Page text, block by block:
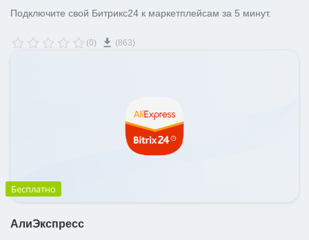
Подключите свой Битрикс24 к маркетплейсам за 5 минут.
(0) (863)
Бесплатно
АлиЭкспресс